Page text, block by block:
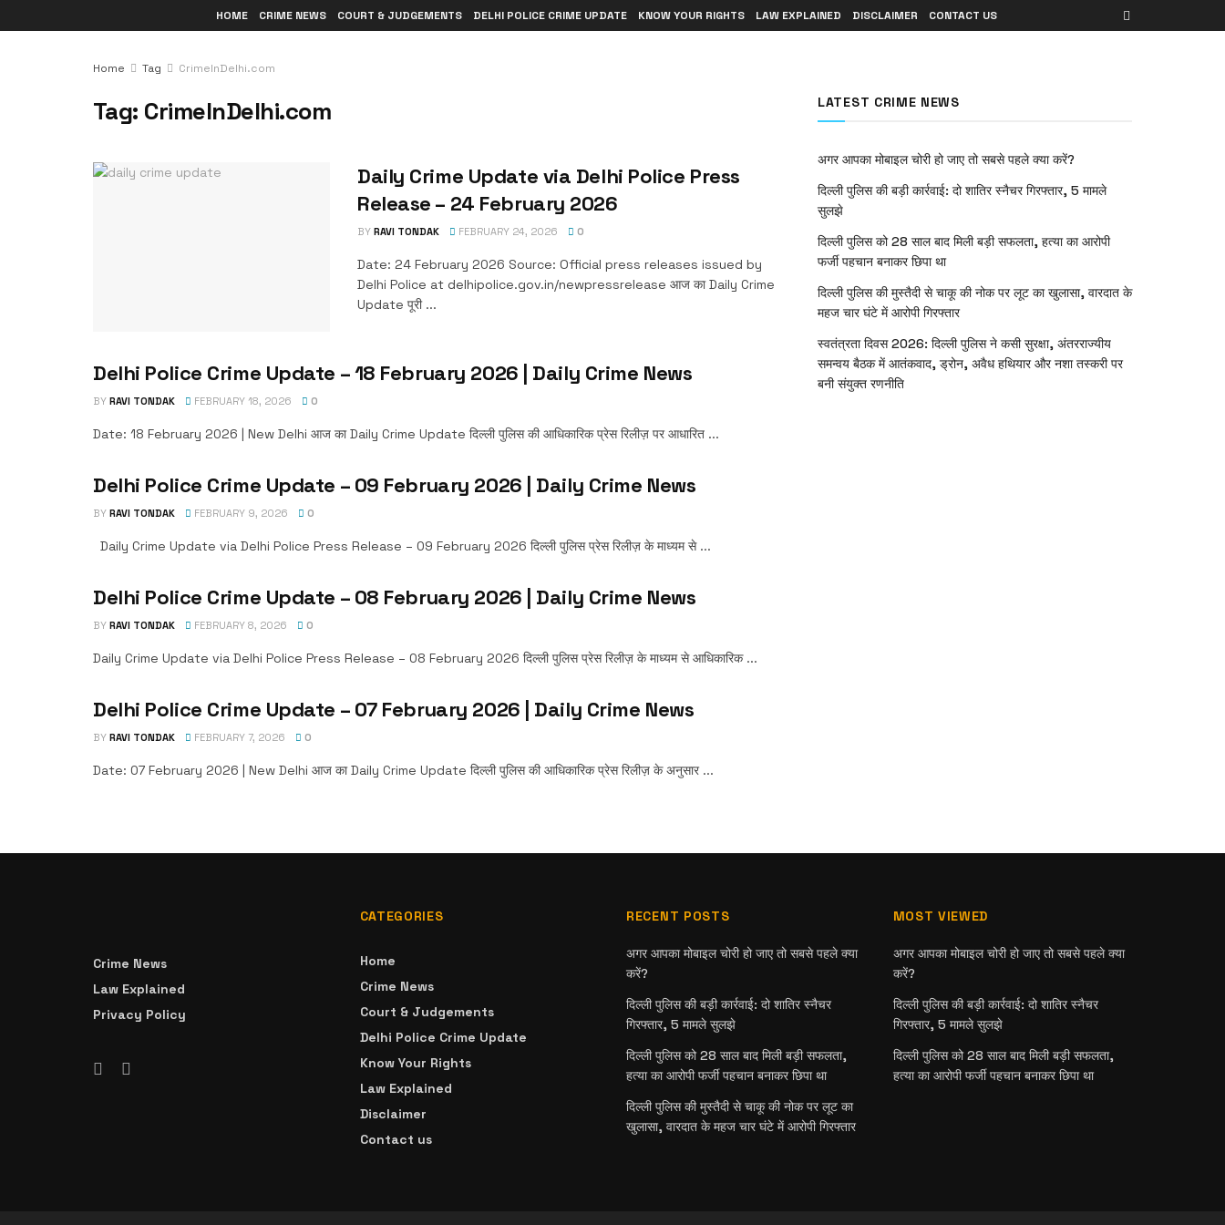
HOME CRIME NEWS COURT & JUDGEMENTS DELHI POLICE CRIME UPDATE KNOW YOUR RIGHTS LAW EXPLAINED DISCLAIMER CONTACT US
Home Tag CrimeInDelhi.com
Tag: CrimeInDelhi.com
Daily Crime Update via Delhi Police Press
Release – 24 February 2026
BY RAVI TONDAK FEBRUARY 24, 2026 0
Date: 24 February 2026 Source: Official press releases issued by
Delhi Police at delhipolice.gov.in/newpressrelease आज का Daily Crime
Update पूरी ...
Delhi Police Crime Update – 18 February 2026 | Daily Crime News
BY RAVI TONDAK FEBRUARY 18, 2026 0
Date: 18 February 2026 | New Delhi आज का Daily Crime Update दिल्ली पुलिस की आधिकारिक प्रेस रिलीज़ पर आधारित ...
Delhi Police Crime Update – 09 February 2026 | Daily Crime News
BY RAVI TONDAK FEBRUARY 9, 2026 0
Daily Crime Update via Delhi Police Press Release – 09 February 2026 दिल्ली पुलिस प्रेस रिलीज़ के माध्यम से ...
Delhi Police Crime Update – 08 February 2026 | Daily Crime News
BY RAVI TONDAK FEBRUARY 8, 2026 0
Daily Crime Update via Delhi Police Press Release – 08 February 2026 दिल्ली पुलिस प्रेस रिलीज़ के माध्यम से आधिकारिक ...
Delhi Police Crime Update – 07 February 2026 | Daily Crime News
BY RAVI TONDAK FEBRUARY 7, 2026 0
Date: 07 February 2026 | New Delhi आज का Daily Crime Update दिल्ली पुलिस की आधिकारिक प्रेस रिलीज़ के अनुसार ...
LATEST CRIME NEWS
अगर आपका मोबाइल चोरी हो जाए तो सबसे पहले क्या करें?
दिल्ली पुलिस की बड़ी कार्रवाई: दो शातिर स्नैचर गिरफ्तार, 5 मामले
सुलझे
दिल्ली पुलिस को 28 साल बाद मिली बड़ी सफलता, हत्या का आरोपी
फर्जी पहचान बनाकर छिपा था
दिल्ली पुलिस की मुस्तैदी से चाकू की नोक पर लूट का खुलासा, वारदात के
महज चार घंटे में आरोपी गिरफ्तार
स्वतंत्रता दिवस 2026: दिल्ली पुलिस ने कसी सुरक्षा, अंतरराज्यीय
समन्वय बैठक में आतंकवाद, ड्रोन, अवैध हथियार और नशा तस्करी पर
बनी संयुक्त रणनीति
Crime News
Law Explained
Privacy Policy
CATEGORIES
Home
Crime News
Court & Judgements
Delhi Police Crime Update
Know Your Rights
Law Explained
Disclaimer
Contact us
RECENT POSTS
अगर आपका मोबाइल चोरी हो जाए तो सबसे पहले क्या
करें?
दिल्ली पुलिस की बड़ी कार्रवाई: दो शातिर स्नैचर
गिरफ्तार, 5 मामले सुलझे
दिल्ली पुलिस को 28 साल बाद मिली बड़ी सफलता,
हत्या का आरोपी फर्जी पहचान बनाकर छिपा था
दिल्ली पुलिस की मुस्तैदी से चाकू की नोक पर लूट का
खुलासा, वारदात के महज चार घंटे में आरोपी गिरफ्तार
MOST VIEWED
अगर आपका मोबाइल चोरी हो जाए तो सबसे पहले क्या
करें?
दिल्ली पुलिस की बड़ी कार्रवाई: दो शातिर स्नैचर
गिरफ्तार, 5 मामले सुलझे
दिल्ली पुलिस को 28 साल बाद मिली बड़ी सफलता,
हत्या का आरोपी फर्जी पहचान बनाकर छिपा था